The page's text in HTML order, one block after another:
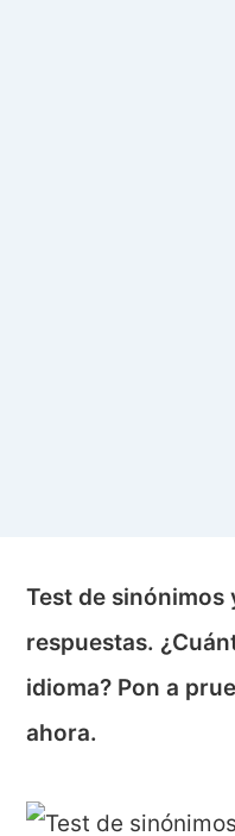
Test de sinónimos
respuestas.
idioma? Pon a
ahora.